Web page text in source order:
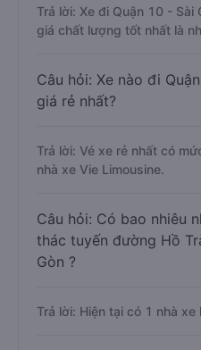
Trả lời: Xe đi Quận 10 - Sài
giá chất lượng tốt nhất là
Câu hỏi: Xe nào đi
giá rẻ nhất?
Trả lời: Vé xe rẻ nhất có
nhà xe Vie Limousine.
Câu hỏi: Có bao nhiêu
thác tuyến đường Hồ
Gòn ?
Trả lời: Hiện tại có 1 nhà